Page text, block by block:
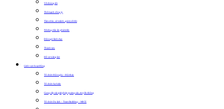
Về chúng tôi
Thế mạnh công ty
Tầm nhìn, sứ mệnh, giá trị cốt lõi
Những dấu ấn phát triển
Đội ngũ lãnh đạo
Thành tựu
Hồ sơ năng lực
Lĩnh vực hoạt động
Tổ chức Hội nghị – Hội thảo
Tổ chức Sự kiện
Cung cấp các giải pháp quảng cáo, truyền thông
Tổ chức Du lịch – Team Building – MICE